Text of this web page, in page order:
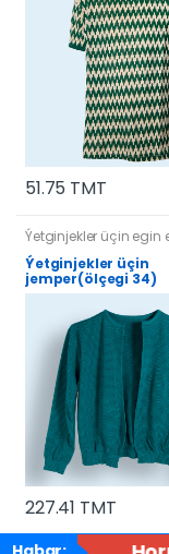
51.75 TMT
Ýetginjekler üçin egin
Ýetginjekler üçin
jemper(ölçegi 34)
227.41 TMT